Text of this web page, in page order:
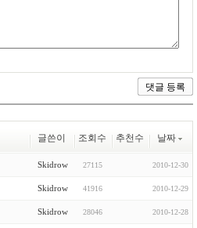
글쓴이 조회수 추천수 날짜
Skidrow 27115 2010-12-30
Skidrow 41916 2010-12-29
Skidrow 28046 2010-12-28